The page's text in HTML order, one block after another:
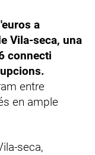
a
Vila-seca, una
connecti
entre
en ample
seca,